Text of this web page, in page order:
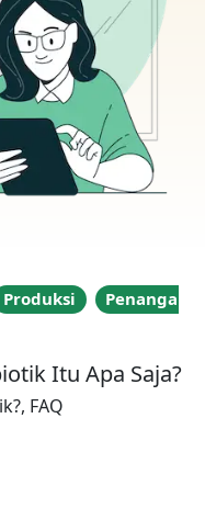
Produksi
Itu Apa Saja?
, FAQ